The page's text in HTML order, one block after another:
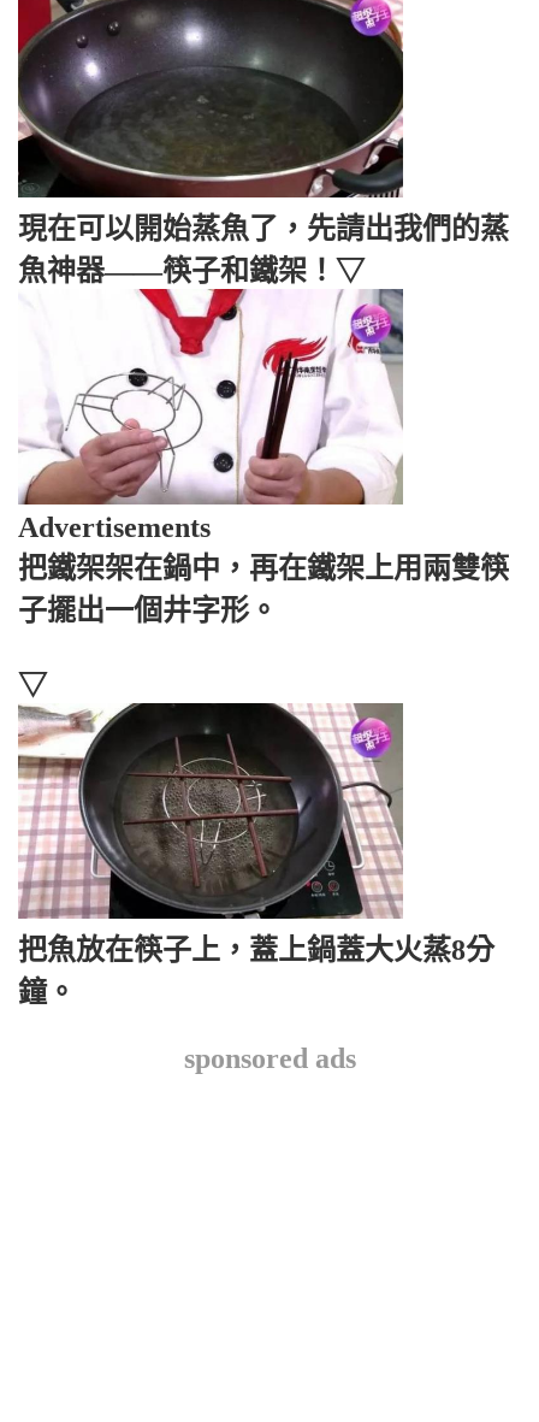
現在可以開始蒸魚了，先請出我們的蒸
魚神器——筷子和鐵架！▽
Advertisements
把鐵架架在鍋中，再在鐵架上用兩雙筷
子擺出一個井字形。
▽
把魚放在筷子上，蓋上鍋蓋大火蒸8分
鐘。
sponsored ads